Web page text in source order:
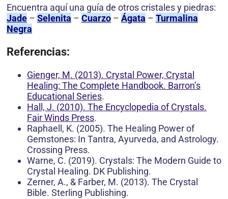
Encuentra aquí una guía de otros cristales y piedras:
Jade – Selenita – Cuarzo – Ágata – Turmalina
Negra
Referencias:
Gienger, M. (2013). Crystal Power, Crystal
Healing: The Complete Handbook. Barron’s
Educational Series.
Hall, J. (2010). The Encyclopedia of Crystals.
Fair Winds Press.
Raphaell, K. (2005). The Healing Power of
Gemstones: In Tantra, Ayurveda, and Astrology.
Crossing Press.
Warne, C. (2019). Crystals: The Modern Guide to
Crystal Healing. DK Publishing.
Zerner, A., & Farber, M. (2013). The Crystal
Bible. Sterling Publishing.